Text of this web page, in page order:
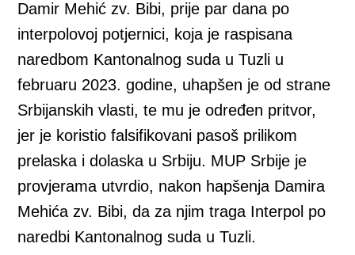
Damir Mehić zv. Bibi, prije par dana po
interpolovoj potjernici, koja je raspisana
naredbom Kantonalnog suda u Tuzli u
februaru 2023. godine, uhapšen je od strane
Srbijanskih vlasti, te mu je određen pritvor,
jer je koristio falsifikovani pasoš prilikom
prelaska i dolaska u Srbiju. MUP Srbije je
provjerama utvrdio, nakon hapšenja Damira
Mehića zv. Bibi, da za njim traga Interpol po
naredbi Kantonalnog suda u Tuzli.